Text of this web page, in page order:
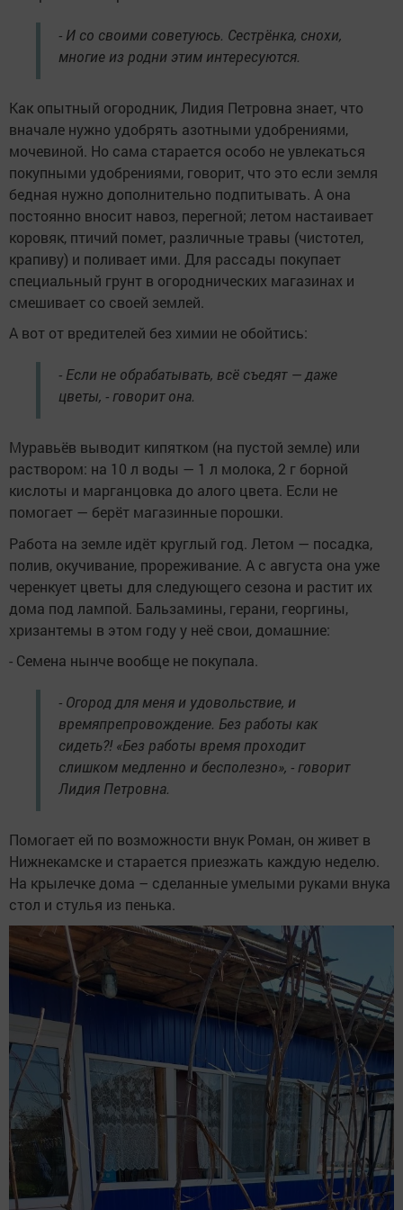
- И со своими советуюсь. Сестрёнка, снохи,
многие из родни этим интересуются.
Как опытный огородник, Лидия Петровна знает, что
вначале нужно удобрять азотными удобрениями,
мочевиной. Но сама старается особо не увлекаться
покупными удобрениями, говорит, что это если земля
бедная нужно дополнительно подпитывать. А она
постоянно вносит навоз, перегной; летом настаивает
коровяк, птичий помет, различные травы (чистотел,
крапиву) и поливает ими. Для рассады покупает
специальный грунт в огороднических магазинах и
смешивает со своей землей.
А вот от вредителей без химии не обойтись:
- Если не обрабатывать, всё съедят — даже
цветы, - говорит она.
Муравьёв выводит кипятком (на пустой земле) или
раствором: на 10 л воды — 1 л молока, 2 г борной
кислоты и марганцовка до алого цвета. Если не
помогает — берёт магазинные порошки.
Работа на земле идёт круглый год. Летом — посадка,
полив, окучивание, прореживание. А с августа она уже
черенкует цветы для следующего сезона и растит их
дома под лампой. Бальзамины, герани, георгины,
хризантемы в этом году у неё свои, домашние:
- Семена нынче вообще не покупала.
- Огород для меня и удовольствие, и
времяпрепровождение. Без работы как
сидеть?! «Без работы время проходит
слишком медленно и бесполезно», - говорит
Лидия Петровна.
Помогает ей по возможности внук Роман, он живет в
Нижнекамске и старается приезжать каждую неделю.
На крылечке дома – сделанные умелыми руками внука
стол и стулья из пенька.